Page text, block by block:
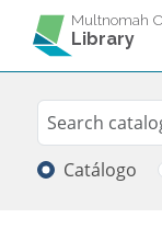
Pasar al contenido
Multnomah
Library
Search
Buscar
Catálogo